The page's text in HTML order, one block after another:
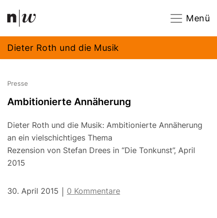
Navigation
Menü
Dieter Roth und die Musik
Presse
Ambitionierte Annäherung
Dieter Roth und die Musik: Ambitionierte Annäherung
an ein vielschichtiges Thema
Rezension von Stefan Drees in “Die Tonkunst”, April
2015
30. April 2015 0 Kommentare
Footer